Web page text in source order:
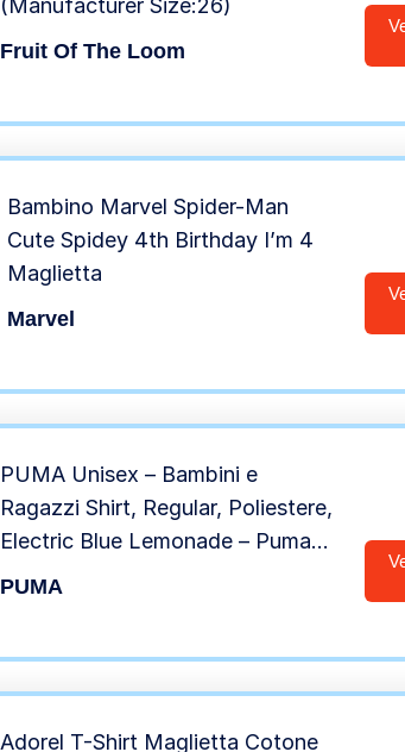
(Manufacturer Size:26)
Fruit Of The Loom
Bambino Marvel Spider-Man
Cute Spidey 4th Birthday I’m 4
Maglietta
Marvel
PUMA Unisex – Bambini e
Ragazzi Shirt, Regular, Poliestere,
Electric Blue Lemonade – Puma
Black – Puma White, 164
PUMA
Adorel T-Shirt Maglietta Cotone